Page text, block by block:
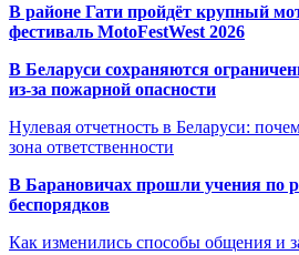
В районе Гати пройдёт крупный
фестиваль MotoFestWest 2026
В Беларуси сохраняются
из-за пожарной опасности
Нулевая отчетность в Беларуси:
зона ответственности
В Барановичах прошли учения по
беспорядков
Как изменились способы общения и